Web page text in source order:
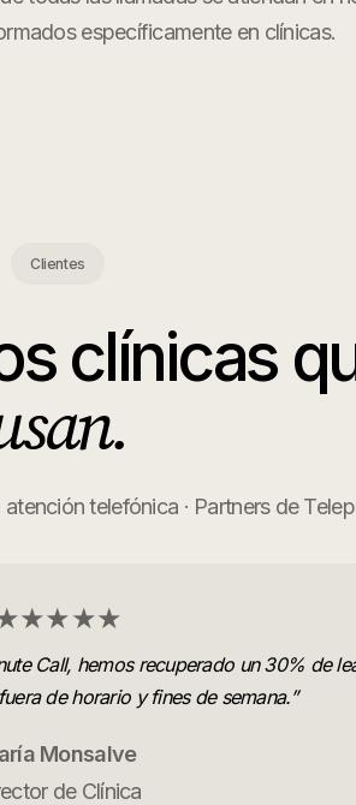
específicamente en clínicas.
Clientes
clínicas
telefónica · Partners de
Call, hemos recuperado un 30% de
de horario y fines de semana.”
Monsalve
de Clínica